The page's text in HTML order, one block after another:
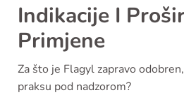
Indikacije I
Primjene
Za što je Flagyl zapravo
praksu pod nadzorom?